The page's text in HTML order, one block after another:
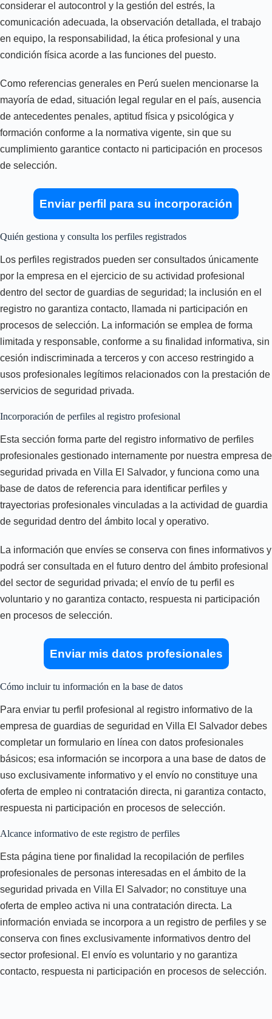
considerar el autocontrol y la gestión del estrés, la
comunicación adecuada, la observación detallada, el trabajo
en equipo, la responsabilidad, la ética profesional y una
condición física acorde a las funciones del puesto.
Como referencias generales en Perú suelen mencionarse la
mayoría de edad, situación legal regular en el país, ausencia
de antecedentes penales, aptitud física y psicológica y
formación conforme a la normativa vigente, sin que su
cumplimiento garantice contacto ni participación en procesos
de selección.
Enviar perfil para su incorporación
Quién gestiona y consulta los perfiles registrados
Los perfiles registrados pueden ser consultados únicamente
por la empresa en el ejercicio de su actividad profesional
dentro del sector de guardias de seguridad; la inclusión en el
registro no garantiza contacto, llamada ni participación en
procesos de selección. La información se emplea de forma
limitada y responsable, conforme a su finalidad informativa, sin
cesión indiscriminada a terceros y con acceso restringido a
usos profesionales legítimos relacionados con la prestación de
servicios de seguridad privada.
Incorporación de perfiles al registro profesional
Esta sección forma parte del registro informativo de perfiles
profesionales gestionado internamente por nuestra empresa de
seguridad privada en Villa El Salvador, y funciona como una
base de datos de referencia para identificar perfiles y
trayectorias profesionales vinculadas a la actividad de guardia
de seguridad dentro del ámbito local y operativo.
La información que envíes se conserva con fines informativos y
podrá ser consultada en el futuro dentro del ámbito profesional
del sector de seguridad privada; el envío de tu perfil es
voluntario y no garantiza contacto, respuesta ni participación
en procesos de selección.
Enviar mis datos profesionales
Cómo incluir tu información en la base de datos
Para enviar tu perfil profesional al registro informativo de la
empresa de guardias de seguridad en Villa El Salvador debes
completar un formulario en línea con datos profesionales
básicos; esa información se incorpora a una base de datos de
uso exclusivamente informativo y el envío no constituye una
oferta de empleo ni contratación directa, ni garantiza contacto,
respuesta ni participación en procesos de selección.
Alcance informativo de este registro de perfiles
Esta página tiene por finalidad la recopilación de perfiles
profesionales de personas interesadas en el ámbito de la
seguridad privada en Villa El Salvador; no constituye una
oferta de empleo activa ni una contratación directa. La
información enviada se incorpora a un registro de perfiles y se
conserva con fines exclusivamente informativos dentro del
sector profesional. El envío es voluntario y no garantiza
contacto, respuesta ni participación en procesos de selección.